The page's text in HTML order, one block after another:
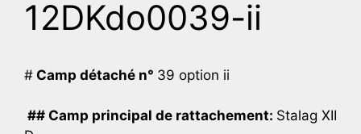
12DKdo0039-ii
# Camp détaché n° 39 option ii
## Camp principal de rattachement: Stalag XII